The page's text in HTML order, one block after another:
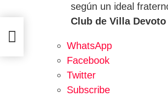
según un ideal
Club de Villa Devoto
WhatsApp
Facebook
Twitter
Subscribe